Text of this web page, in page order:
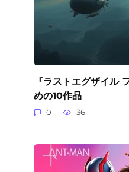
『ラストエグザイル
めの10作品
0 36